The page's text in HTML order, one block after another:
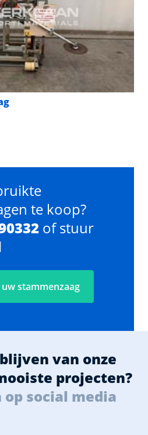
te koop?
of stuur
stammenzaag
van onze
projecten?
social media